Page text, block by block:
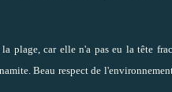
car elle n'a pas eu la tête
Beau respect de